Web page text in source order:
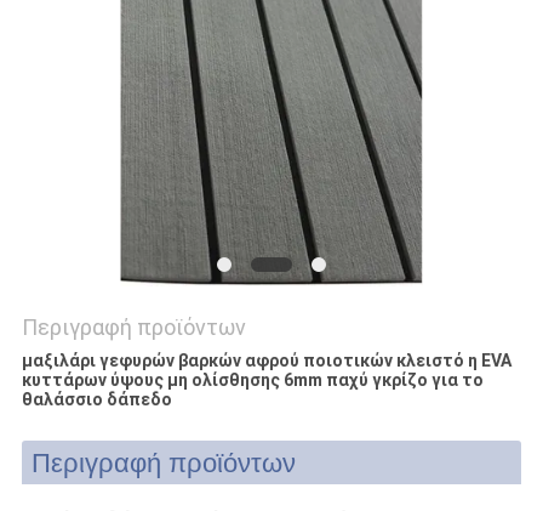
ΑΠΌΣΠΑΣΜΑ
SITEMAP
Περιγραφή προϊόντων
μαξιλάρι γεφυρών βαρκών αφρού ποιοτικών κλειστό η EVA
κυττάρων ύψους μη ολίσθησης 6mm παχύ γκρίζο για το
θαλάσσιο δάπεδο
Περιγραφή προϊόντων